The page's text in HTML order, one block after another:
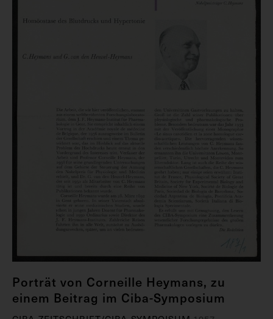
Porträt von Corneille Heymans, zu
einem Beitrag im Ciba-Symposium